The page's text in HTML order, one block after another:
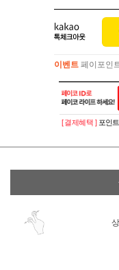
이벤트 페이포인
이벤트페이포인
[ 결제혜택 ] 포인